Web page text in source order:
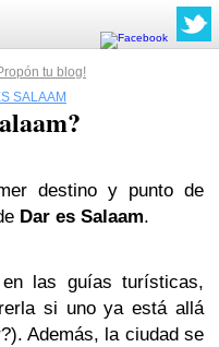
tu blog!
SALAAM
destino y punto de
Dar es Salaam.
las guías turísticas,
si uno ya está allá
Además, la ciudad se